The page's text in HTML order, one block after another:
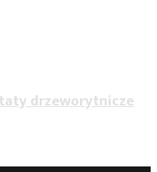
drzeworytnicze